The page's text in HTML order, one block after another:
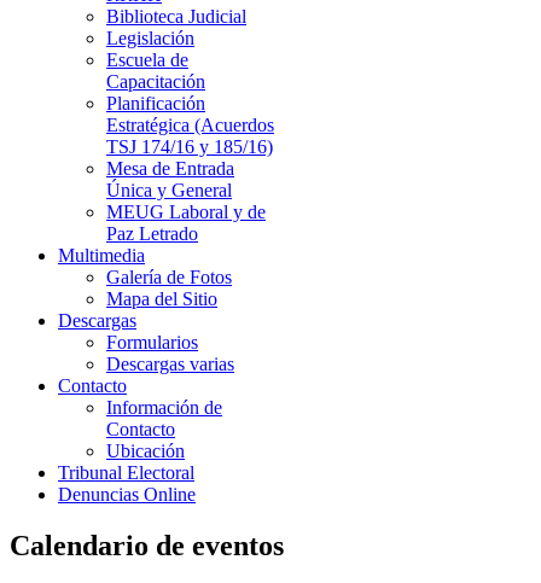
Biblioteca Judicial
Legislación
Escuela de
Capacitación
Planificación
Estratégica (Acuerdos
TSJ 174/16 y 185/16)
Mesa de Entrada
Única y General
MEUG Laboral y de
Paz Letrado
Multimedia
Galería de Fotos
Mapa del Sitio
Descargas
Formularios
Descargas varias
Contacto
Información de
Contacto
Ubicación
Tribunal Electoral
Denuncias Online
Calendario de eventos